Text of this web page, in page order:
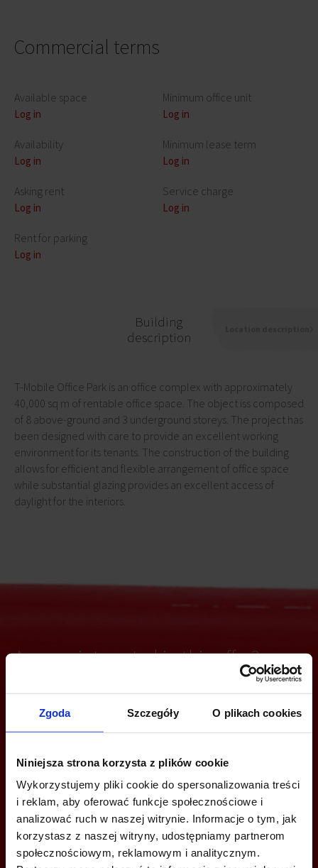
Zgoda Szczegóły O plikach cookies
Niniejsza strona korzysta z plików cookie
Wykorzystujemy pliki cookie do spersonalizowania treści
i reklam, aby oferować funkcje społecznościowe i
analizować ruch w naszej witrynie. Informacje o tym, jak
korzystasz z naszej witryny, udostępniamy partnerom
społecznościowym, reklamowym i analitycznym.
Commercial terms
Available space
Log in
Availability
Log in
Asking rent
Log in
Rent for parking
Log in
Minimum office unit
Log in
Minimum lease term
Log in
Service charge
Log in
Building
description
T-Mobile Office Park is an office complex with approximately
40,000 sq m of rentable office space. The object iss composed
of 8 above-ground and 3 underground storeys. The project has
been designed with care to provide an excellent working
environment for its tenants. The construction of the building
allows for efficient and flexible arrangement of office space
while substantial glazing provides an excellent access of
daylight for the interiors.
Are you interested in this offer?
CALL US AND FIND OUT MORE
+48 22 167 04 00
info@officefinder.pl